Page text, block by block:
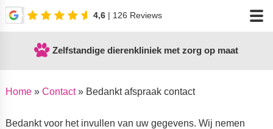
4,6 | 126 Reviews
Zelfstandige dierenkliniek met zorg op maat
Home» Contact» Bedankt afspraak contact
Bedankt voor het invullen van uw gegevens. Wij nemen